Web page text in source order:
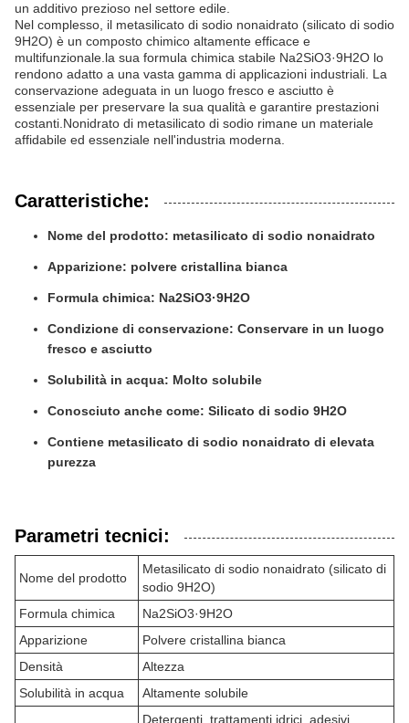
un additivo prezioso nel settore edile.
Nel complesso, il metasilicato di sodio nonaidrato (silicato di sodio
9H2O) è un composto chimico altamente efficace e
multifunzionale.la sua formula chimica stabile Na2SiO3·9H2O lo
rendono adatto a una vasta gamma di applicazioni industriali. La
conservazione adeguata in un luogo fresco e asciutto è
essenziale per preservare la sua qualità e garantire prestazioni
costanti.Nonidrato di metasilicato di sodio rimane un materiale
affidabile ed essenziale nell'industria moderna.
Caratteristiche:
Nome del prodotto: metasilicato di sodio nonaidrato
Apparizione: polvere cristallina bianca
Formula chimica: Na2SiO3·9H2O
Condizione di conservazione: Conservare in un luogo
fresco e asciutto
Solubilità in acqua: Molto solubile
Conosciuto anche come: Silicato di sodio 9H2O
Contiene metasilicato di sodio nonaidrato di elevata
purezza
Parametri tecnici:
Nome del prodotto
Metasilicato di sodio nonaidrato (silicato di
sodio 9H2O)
Formula chimica
Na2SiO3·9H2O
Apparizione
Polvere cristallina bianca
Densità
Altezza
Solubilità in acqua
Altamente solubile
Detergenti, trattamenti idrici, adesivi,